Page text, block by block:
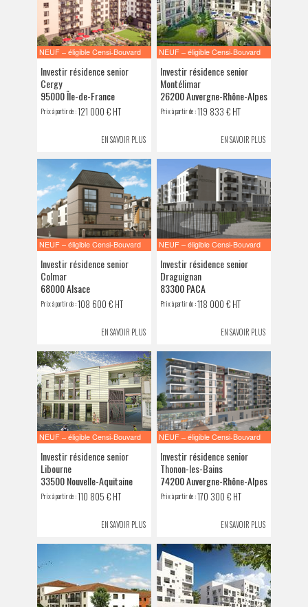
NEUF – éligible Censi-Bouvard
Investir résidence senior
Cergy
95000 Île-de-France
Prix à partir de :121 000 € HT
EN SAVOIR PLUS
NEUF – éligible Censi-Bouvard
Investir résidence senior
Montélimar
26200 Auvergne-Rhône-Alpes
Prix à partir de :119 833 € HT
EN SAVOIR PLUS
NEUF – éligible Censi-Bouvard
Investir résidence senior
Colmar
68000 Alsace
Prix à partir de :108 600 € HT
EN SAVOIR PLUS
NEUF – éligible Censi-Bouvard
Investir résidence senior
Draguignan
83300 PACA
Prix à partir de :118 000 € HT
EN SAVOIR PLUS
NEUF – éligible Censi-Bouvard
Investir résidence senior
Libourne
33500 Nouvelle-Aquitaine
Prix à partir de :110 805 € HT
EN SAVOIR PLUS
NEUF – éligible Censi-Bouvard
Investir résidence senior
Thonon-les-Bains
74200 Auvergne-Rhône-Alpes
Prix à partir de :170 300 € HT
EN SAVOIR PLUS